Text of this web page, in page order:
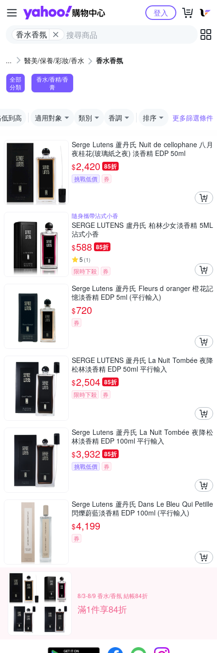
Yahoo購物中心
香水香氛
登入
醫美/保養/彩妝/香水 香水香氛
全部
分類
香水/香精/香
膏
到高 適用對象 類別 香調 排序 更多篩選條件
Serge Lutens 蘆丹氏 Nuit de cellophane 八月
夜桂花(玻璃紙之夜) 淡香精 EDP 50ml
$2,420 85折
挑戰低價 券
隨身攜帶沾式小香
SERGE LUTENS 盧丹氏 柏林少女淡香精 5ML
沾式小香
$588 85折
5 (1)
限時下殺 券
Serge Lutens 蘆丹氏 Fleurs d oranger 橙花記
憶淡香精 EDP 5ml (平行輸入)
$720
券
SERGE LUTENS 蘆丹氏 La Nuit Tombée 夜降
松林淡香精 EDP 50ml 平行輸入
$2,504 85折
限時下殺 券
Serge Lutens 蘆丹氏 La Nuit Tombée 夜降松
林淡香精 EDP 100ml 平行輸入
$3,932 85折
挑戰低價 券
Serge Lutens 蘆丹氏 Dans Le Bleu Qui Petille
閃爍蔚藍淡香精 EDP 100ml (平行輸入)
$4,199
券
8/3-8/9 香水/香氛 結帳84折
滿1件享84折